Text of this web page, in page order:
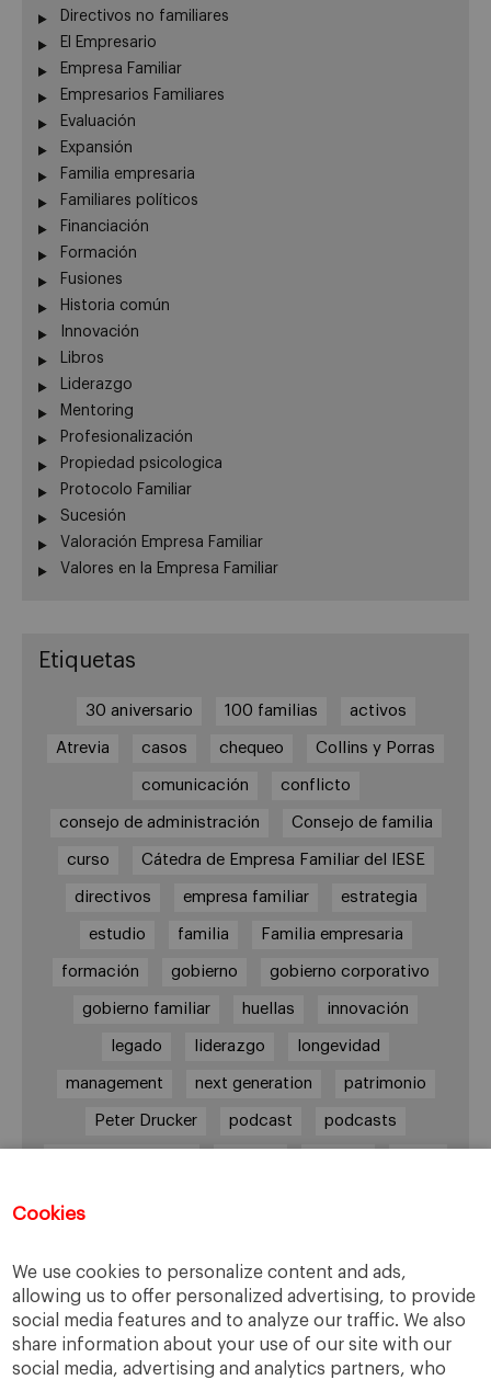
Cookies
We use cookies to personalize content and ads,
allowing us to offer personalized advertising, to provide
social media features and to analyze our traffic. We also
share information about your use of our site with our
social media, advertising and analytics partners, who
Directivos no familiares
El Empresario
Empresa Familiar
Empresarios Familiares
Evaluación
Expansión
Familia empresaria
Familiares políticos
Financiación
Formación
Fusiones
Historia común
Innovación
Libros
Liderazgo
Mentoring
Profesionalización
Propiedad psicologica
Protocolo Familiar
Sucesión
Valoración Empresa Familiar
Valores en la Empresa Familiar
Etiquetas
30 aniversario 100 familias activos
Atrevia casos chequeo Collins y Porras
comunicación conflicto
consejo de administración Consejo de familia
curso Cátedra de Empresa Familiar del IESE
directivos empresa familiar estrategia
estudio familia Familia empresaria
formación gobierno gobierno corporativo
gobierno familiar huellas innovación
legado liderazgo longevidad
management next generation patrimonio
Peter Drucker podcast podcasts
órganos de gobierno
Enlaces